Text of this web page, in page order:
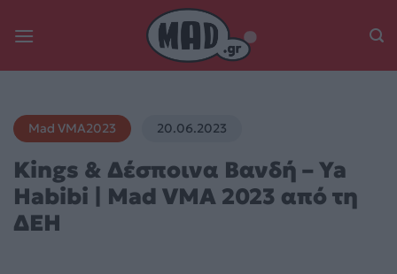
Mad VMA2023 20.06.2023
Kings & Δέσποινα Βανδή – Ya
Habibi | Mad VMA 2023 από τη
ΔΕΗ